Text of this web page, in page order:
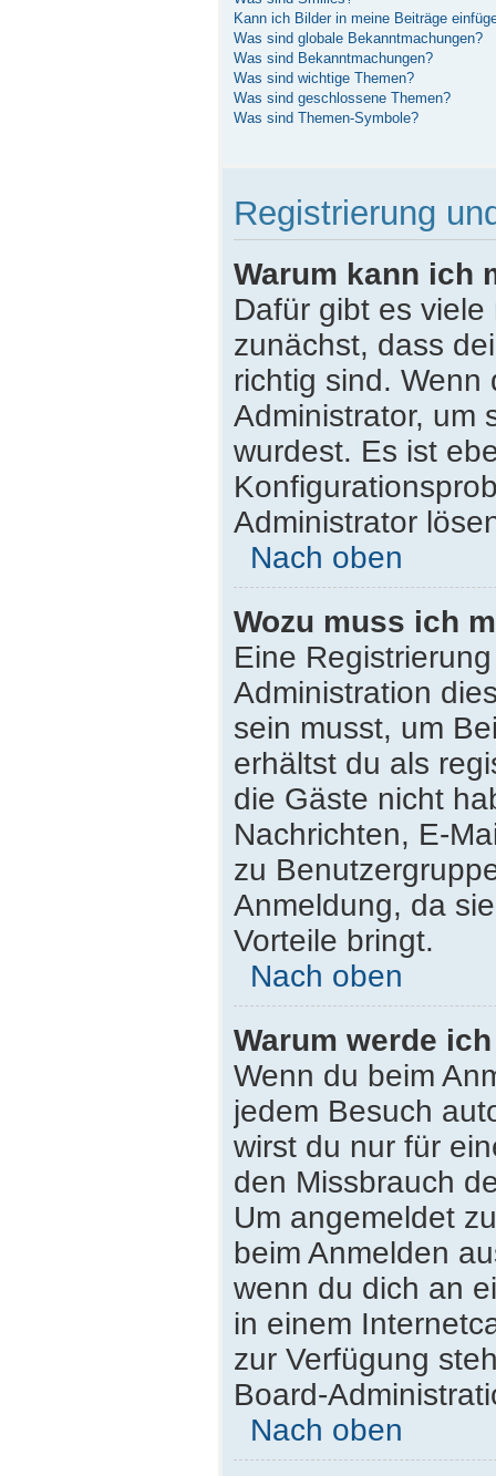
Kann ich Bilder in meine Beiträge
Was sind globale Bekanntmachungen?
Was sind Bekanntmachungen?
Was sind wichtige Themen?
Was sind geschlossene Themen?
Was sind Themen-Symbole?
Registrierung
Warum kann ich
Dafür gibt es
zunächst, dass
richtig sind. Wenn
Administrator, um
wurdest. Es ist
Administrator
Nach oben
Wozu muss ich
Eine
Administration
sein musst, um
erhältst du als
die Gäste nicht
Nachrichten, E-
zu
Anmeldung, da
Vorteile bringt.
Nach oben
Warum werde
Wenn du beim
jedem Besuch
wirst du nur für
den Missbrauch
Um angemeldet
beim Anmelden
wenn du dich an
in einem
zur Verfügung
Board-
Nach oben